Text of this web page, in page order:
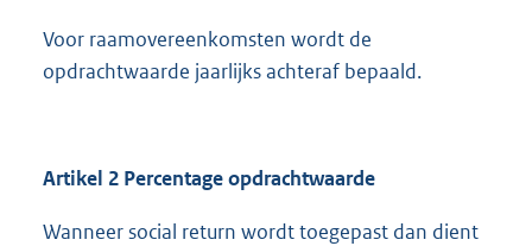
Voor raamovereenkomsten wordt de
opdrachtwaarde jaarlijks achteraf bepaald.
Artikel 2 Percentage opdrachtwaarde
Wanneer social return wordt toegepast dan dient